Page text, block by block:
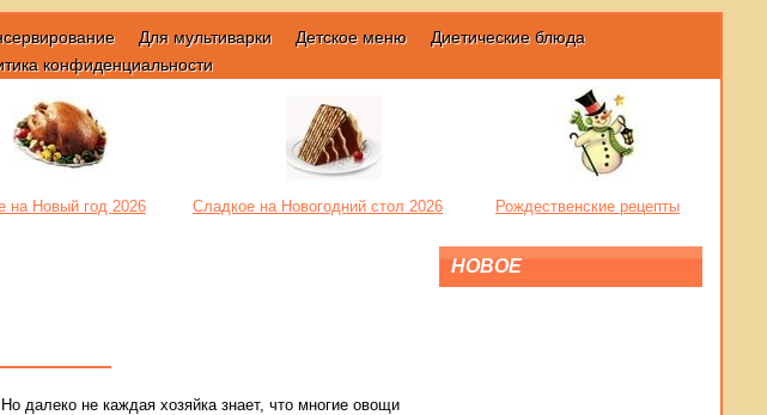
Для мультиварки Детское меню
Диетические блюда
конфиденциальности
на Новый год 2026 Сладкое на Новогодний стол 2026 Рождественские рецепты
далеко не каждая хозяйка знает, что многие овощи
НОВОЕ